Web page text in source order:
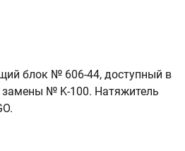
блок № 606-44, доступный в
замены № K-100. Натяжитель